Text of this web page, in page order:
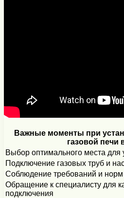
Важные моменты при
газовой печи
Выбор оптимального места для
Подключение газовых труб и
Соблюдение требований и норм
Обращение к специалисту для
подключения